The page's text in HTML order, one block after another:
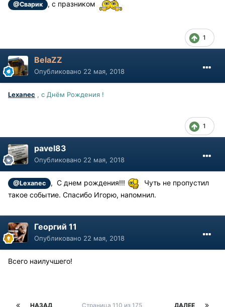
@Сварик , с празником
1
BelaZZ
Опубликовано 22 мая, 2018
Lexanec , с Днём Рождения !
1
pavel83
Опубликовано 22 мая, 2018
@Lexanec , С днем рождения!!!
Чуть не пропустил
такое событие. Спасибо Игорю, напомнил.
Георгий 11
Опубликовано 22 мая, 2018
Всего наилучшего!
НАЗАД ДАЛЕЕ
Страница 110 из 175